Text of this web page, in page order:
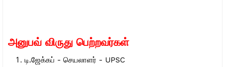
அனுபவ் விருது பெற்றவர்கள்
டி.ஜேக்கப் - செயலாளர் - UPSC